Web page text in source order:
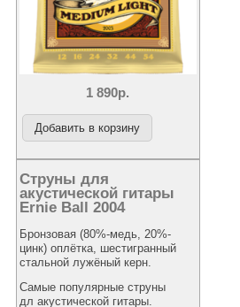
1 890р.
Струны для
акустической гитары
Ernie Ball 2004
Бронзовая (80%-медь, 20%-
цинк) оплётка, шестигранный
стальной лужёный керн.
Самые популярные струны
дл акустической гитары.